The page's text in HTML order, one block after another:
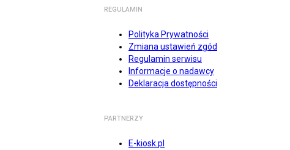
REGULAMIN
Polityka Prywatności
Zmiana ustawień zgód
Regulamin serwisu
Informacje o nadawcy
Deklaracja dostępności
PARTNERZY
E-kiosk.pl